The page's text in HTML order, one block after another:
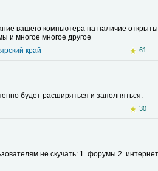
вашего компьютера на наличие
и многое многое другое
край 61
будет расширяться и заполняться.
30
не скучать: 1. форумы 2.